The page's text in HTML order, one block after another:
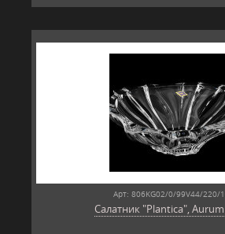
Арт: 806KG02/0/99V44/220/
Салатник "Plantica",